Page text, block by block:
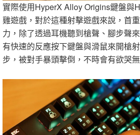
實際使用HyperX Alloy Origins鍵盤與
雞遊戲，對於這種射擊遊戲來說，首
力，除了透過耳機聽到槍聲、腳步聲
有快速的反應按下鍵盤與滑鼠來開槍
步，被對手暴頭擊倒，不時會有欲哭